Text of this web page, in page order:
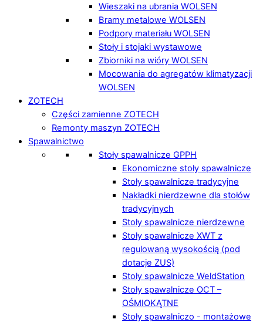
Wieszaki na ubrania WOLSEN
Bramy metalowe WOLSEN
Podpory materiału WOLSEN
Stoły i stojaki wystawowe
Zbiorniki na wióry WOLSEN
Mocowania do agregatów klimatyzacji
WOLSEN
ZOTECH
Części zamienne ZOTECH
Remonty maszyn ZOTECH
Spawalnictwo
Stoły spawalnicze GPPH
Ekonomiczne stoły spawalnicze
Stoły spawalnicze tradycyjne
Nakładki nierdzewne dla stołów
tradycyjnych
Stoły spawalnicze nierdzewne
Stoły spawalnicze XWT z
regulowaną wysokością (pod
dotacje ZUS)
Stoły spawalnicze WeldStation
Stoły spawalnicze OCT –
OŚMIOKĄTNE
Stoły spawalniczo - montażowe